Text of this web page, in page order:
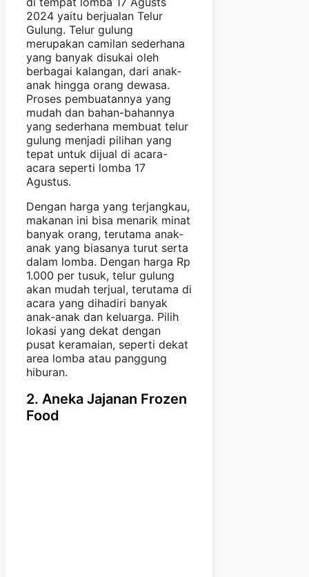
2024 yaitu berjualan Telur
Gulung. Telur gulung
merupakan camilan sederhana
yang banyak disukai oleh
berbagai kalangan, dari anak-
anak hingga orang dewasa.
Proses pembuatannya yang
mudah dan bahan-bahannya
yang sederhana membuat telur
gulung menjadi pilihan yang
tepat untuk dijual di acara-
acara seperti lomba 17
Agustus.
Dengan harga yang terjangkau,
makanan ini bisa menarik minat
banyak orang, terutama anak-
anak yang biasanya turut serta
dalam lomba. Dengan harga Rp
1.000 per tusuk, telur gulung
akan mudah terjual, terutama di
acara yang dihadiri banyak
anak-anak dan keluarga. Pilih
lokasi yang dekat dengan
pusat keramaian, seperti dekat
area lomba atau panggung
hiburan.
2. Aneka Jajanan Frozen
Food